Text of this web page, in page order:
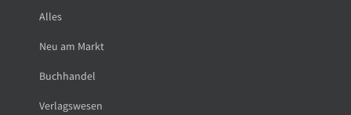
Alles
Neu am Markt
Buchhandel
Verlagswesen